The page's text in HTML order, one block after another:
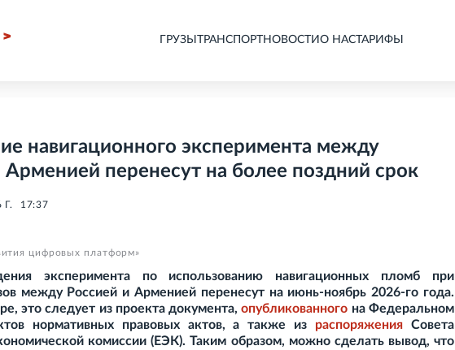
ГРУЗЫ ТРАНСПОРТНОВОСТИ О НАСТАРИФЫ
навигационного эксперимента между
Арменией перенесут на более поздний срок
Г. 17:37
цифровых платформ»
эксперимента по использованию навигационных пломб при
между Россией и Арменией перенесут на июнь-ноябрь 2026-го года.
это следует из проекта документа,опубликованного на Федеральном
нормативных правовых актов, а также из распоряжения Совета
комиссии (ЕЭК). Таким образом, можно сделать вывод, что